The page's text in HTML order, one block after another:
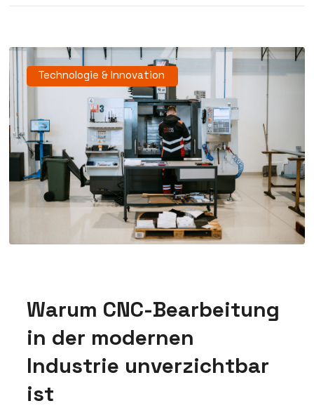
Technologie & Innovation
Warum CNC-Bearbeitung
in der modernen
Industrie unverzichtbar
ist